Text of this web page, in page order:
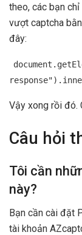
theo, các bạn
vượt captcha
đây:
Vậy xong rồi đó.
Câu hỏi
Tôi cần
này?
Bạn cần cài đặt
tài khoản